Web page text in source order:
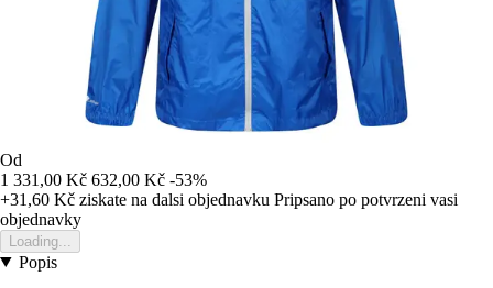
Od
1 331,00 Kč 632,00 Kč -53%
+31,60 Kč ziskate na dalsi objednavku Pripsano po potvrzeni vasi
objednavky
Loading...
Popis